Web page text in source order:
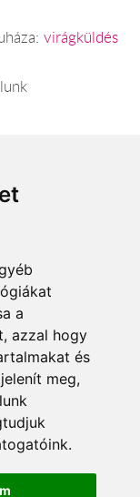
a
azzal hogy
és
meg,
virágküldés